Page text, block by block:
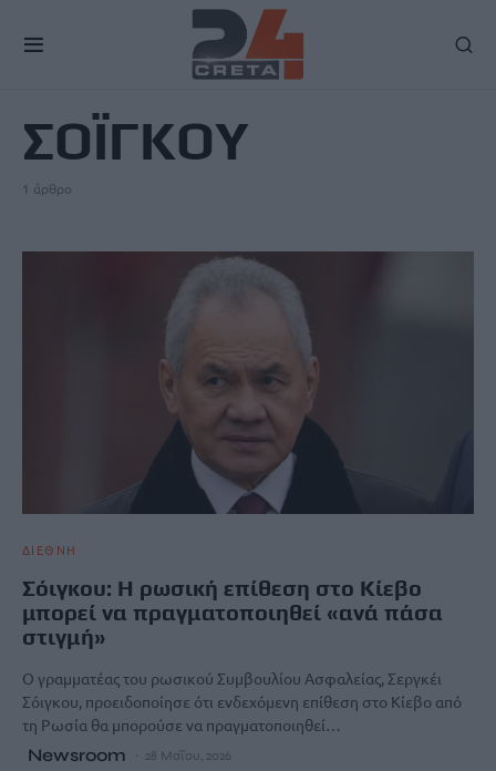
ΣΟΪΓΚΟΥ
1 άρθρο
ΔΙΕΘΝΗ
Σόιγκου: Η ρωσική επίθεση στο Κίεβο
μπορεί να πραγματοποιηθεί «ανά πάσα
στιγμή»
Ο γραμματέας του ρωσικού Συμβουλίου Ασφαλείας, Σεργκέι
Σόιγκου, προειδοποίησε ότι ενδεχόμενη επίθεση στο Κίεβο από
τη Ρωσία θα μπορούσε να πραγματοποιηθεί…
Newsroom 28 Μαΐου, 2026